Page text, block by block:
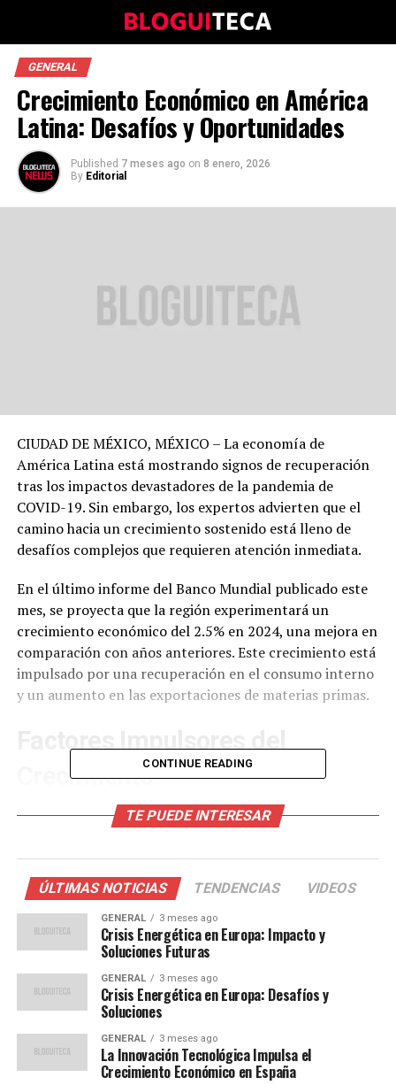
GENERAL
Crecimiento Económico en América
Latina: Desafíos y Oportunidades
Published 7 meses ago on 8 enero, 2026
By Editorial
CIUDAD DE MÉXICO, MÉXICO – La economía de
América Latina está mostrando signos de recuperación
tras los impactos devastadores de la pandemia de
COVID-19. Sin embargo, los expertos advierten que el
camino hacia un crecimiento sostenido está lleno de
desafíos complejos que requieren atención inmediata.
En el último informe del Banco Mundial publicado este
mes, se proyecta que la región experimentará un
crecimiento económico del 2.5% en 2024, una mejora en
comparación con años anteriores. Este crecimiento está
impulsado por una recuperación en el consumo interno
y un aumento en las exportaciones de materias primas.
Factores Impulsores del
Crecimiento
El aumento de los precios de las materias primas ha sido
región. Países como Brasil y Chile, grandes exportadores
de minerales y productos agrícolas, han visto un
incremento en sus ingresos por exportaciones.
Además, la implementación de políticas fiscales
expansivas en varios países ha ayudado a estimular la
demanda interna. Según el economista Juan Pérez, “las
medidas de estímulo han sido cruciales para mantener
el consumo y la inversión en niveles saludables”.
Desafíos Persistentes
CONTINUE READING
TE PUEDE INTERESAR
ÚLTIMAS NOTICIAS TENDENCIAS VIDEOS
GENERAL 3 meses ago
Crisis Energética en Europa: Impacto y
Soluciones Futuras
GENERAL 3 meses ago
Crisis Energética en Europa: Desafíos y
Soluciones
GENERAL 3 meses ago
La Innovación Tecnológica Impulsa el
Crecimiento Económico en España